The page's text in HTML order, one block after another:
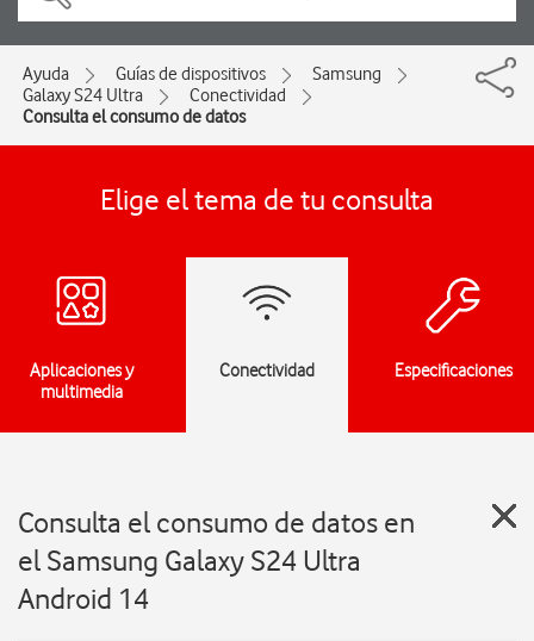
Ayuda Guías de dispositivos
Samsung
Galaxy S24 Ultra
Conectividad
Consulta el consumo de datos
Elige el tema de tu consulta
Aplicaciones y
multimedia
Conectividad Especificaciones
Consulta el consumo de datos en
el Samsung Galaxy S24 Ultra
Android 14